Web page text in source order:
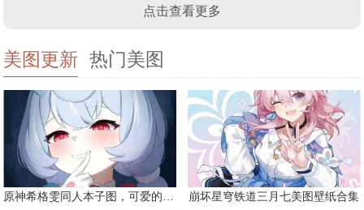
点击查看更多
美图更新 热门美图
崩坏星穹铁道三月七美图壁纸合集